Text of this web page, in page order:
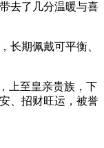
去了几分温暖与喜
长期佩戴可平衡、
上至皇亲贵族，下
、招财旺运，被誉